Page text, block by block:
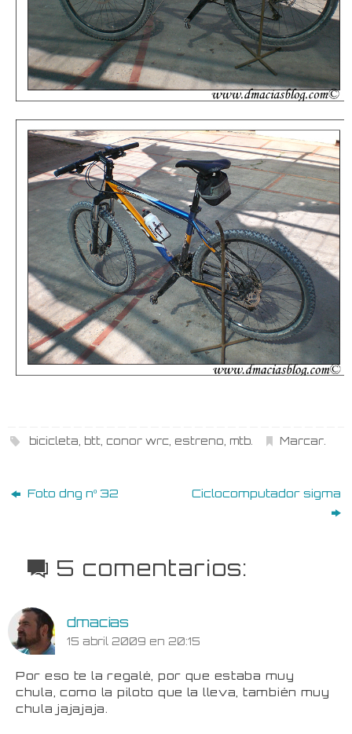
bicicleta btt, conor wrc, estreno mtb. Marcar
Foto dng nº 32 Ciclocomputador sigma
5 comentarios:
dmacias
15 abril 2009 en 20:15
Por eso te la regalé, por que estaba muy
chula, como la piloto que la lleva, también muy
chula jajajaja.